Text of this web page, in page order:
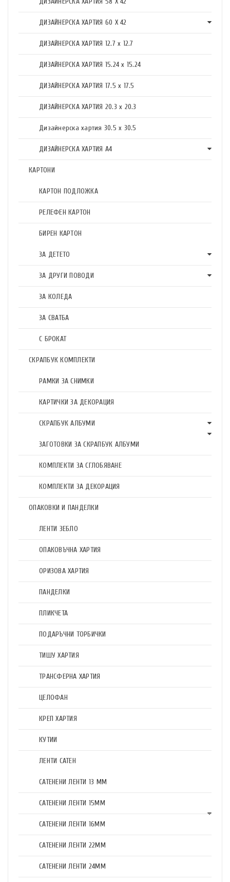
ДИЗАЙНЕРСКА ХАРТИЯ 60 X 42
ДИЗАЙНЕРСКА ХАРТИЯ 12.7 x 12.7
ДИЗАЙНЕРСКА ХАРТИЯ 15.24 x 15.24
ДИЗАЙНЕРСКА ХАРТИЯ 17.5 х 17.5
ДИЗАЙНЕРСКА ХАРТИЯ 20.3 х 20.3
Дизайнерска хартия 30.5 х 30.5
ДИЗАЙНЕРСКА ХАРТИЯ А4
КАРТОНИ
КАРТОН ПОДЛОЖКА
РЕЛЕФЕН КАРТОН
БИРЕН КАРТОН
ЗА ДЕТЕТО
ЗА ДРУГИ ПОВОДИ
ЗА КОЛЕДА
ЗА СВАТБА
С БРОКАТ
СКРАПБУК КОМПЛЕКТИ
РАМКИ ЗА СНИМКИ
КАРТИЧКИ ЗА ДЕКОРАЦИЯ
СКРАПБУК АЛБУМИ
ЗАГОТОВКИ ЗА СКРАПБУК АЛБУМИ
КОМПЛЕКТИ ЗА СГЛОБЯВАНЕ
КОМПЛЕКТИ ЗА ДЕКОРАЦИЯ
ОПАКОВКИ И ПАНДЕЛКИ
ЛЕНТИ ЗЕБЛО
ОПАКОВЪЧНА ХАРТИЯ
ОРИЗОВА ХАРТИЯ
ПАНДЕЛКИ
ПЛИКЧЕТА
ПОДАРЪЧНИ ТОРБИЧКИ
ТИШУ ХАРТИЯ
ТРАНСФЕРНА ХАРТИЯ
ЦЕЛОФАН
КРЕП ХАРТИЯ
КУТИИ
ЛЕНТИ САТЕН
САТЕНЕНИ ЛЕНТИ 13 ММ
САТЕНЕНИ ЛЕНТИ 15ММ
САТЕНЕНИ ЛЕНТИ 16ММ
САТЕНЕНИ ЛЕНТИ 22ММ
САТЕНЕНИ ЛЕНТИ 24ММ